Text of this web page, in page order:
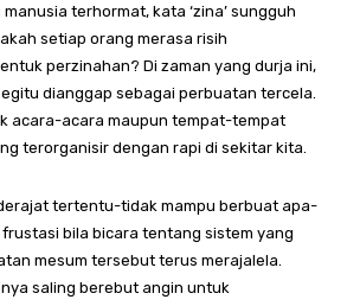
terhormat, kata ‘zina’ sungguh
setiap orang merasa risih
perzinahan? Di zaman yang durja ini,
dianggap sebagai perbuatan tercela.
acara-acara maupun tempat-tempat
terorganisir dengan rapi di sekitar kita.
tertentu-tidak mampu berbuat apa-
bila bicara tentang sistem yang
mesum tersebut terus merajalela.
saling berebut angin untuk